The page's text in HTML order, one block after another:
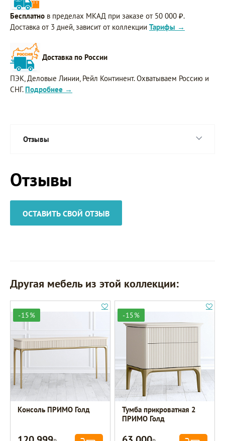
Бесплатно в пределах МКАД при заказе от 50 000 ₽.
Доставка от 3 дней, зависит от коллекции Тарифы →
Доставка по России
ПЭК, Деловые Линии, Рейл Континент. Охватываем Россию и
СНГ. Подробнее →
Отзывы
Отзывы
ОСТАВИТЬ СВОЙ ОТЗЫВ
Другая мебель из этой коллекции:
-15%
Консоль ПРИМО Голд
Р
-15%
Тумба прикроватная 2
ПРИМО Голд
Р